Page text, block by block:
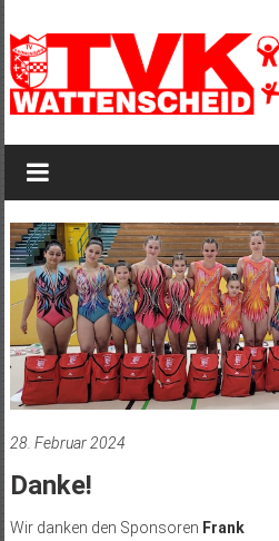
Inhalt
springen
TVK
Wattenscheid
TVK
Wattenscheid
1895
28. Februar 2024
Danke!
Wir danken den Sponsoren Frank